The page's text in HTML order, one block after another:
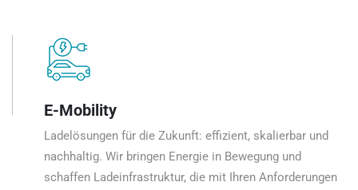
E-Mobility
Ladelösungen für die Zukunft: effizient, skalierbar und
nachhaltig. Wir bringen Energie in Bewegung und
schaffen Ladeinfrastruktur, die mit Ihren Anforderungen